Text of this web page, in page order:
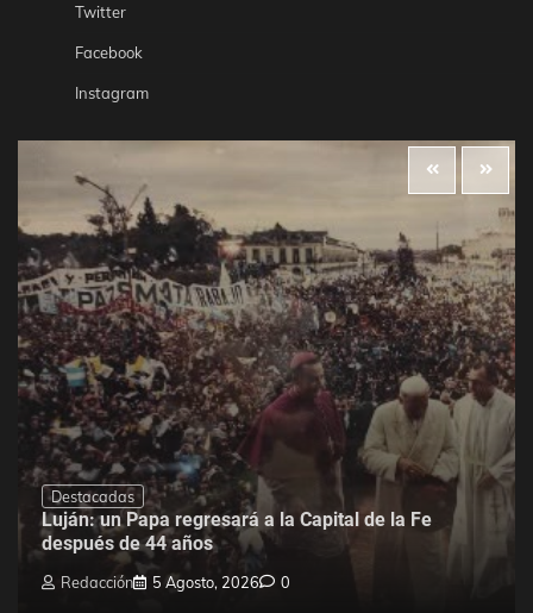
Twitter
Facebook
Instagram
Destacadas
Luján: un Papa regresará a la Capital de la Fe
después de 44 años
Redacción 5 Agosto, 2026 0